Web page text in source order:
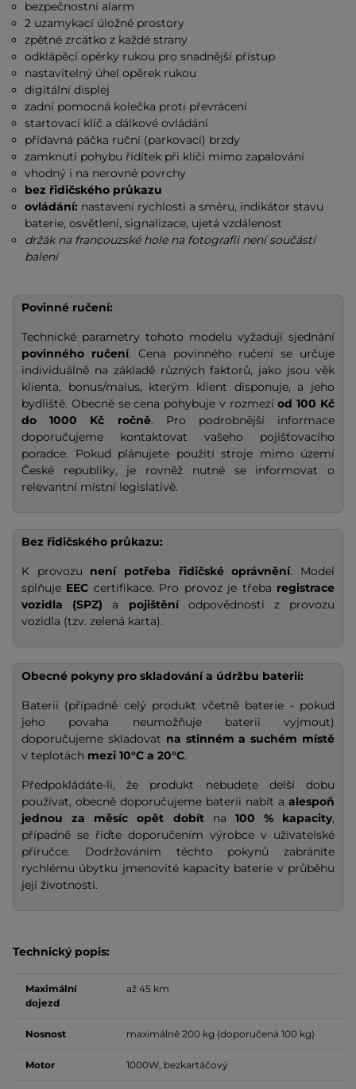
bezpečnostní alarm
2 uzamykací úložné prostory
zpětné zrcátko z každé strany
odklápěcí opěrky rukou pro snadnější přístup
nastavitelný úhel opěrek rukou
digitální displej
zadní pomocná kolečka proti převrácení
startovací klíč a dálkové ovládání
přídavná páčka ruční (parkovací) brzdy
zamknutí pohybu řídítek při klíči mimo zapalování
vhodný i na nerovné povrchy
bez řidičského průkazu
ovládání: nastavení rychlosti a směru, indikátor stavu
baterie, osvětlení, signalizace, ujetá vzdálenost
držák na francouzské hole na fotografii není součástí
balení
Povinné ručení:
Technické parametry tohoto modelu vyžadují sjednání
povinného ručení. Cena povinného ručení se určuje
individuálně na základě různých faktorů, jako jsou věk
klienta, bonus/malus, kterým klient disponuje, a jeho
bydliště. Obecně se cena pohybuje v rozmezíod 100 Kč
do 1000 Kč ročně. Pro podrobnější informace
doporučujeme kontaktovat vašeho pojišťovacího
poradce. Pokud plánujete použití stroje mimo území
České republiky, je rovněž nutné se informovat o
relevantní místní legislativě.
Bez řidičského průkazu:
K provozu není potřeba řidičské oprávnění. Model
splňuje EEC certifikace. Pro provoz je třeba registrace
vozidla (SPZ) a pojištění odpovědnosti z provozu
vozidla (tzv. zelená karta).
Obecné pokyny pro skladování a údržbu baterií:
Baterii (případně celý produkt včetně baterie - pokud
jeho povaha neumožňuje baterii vyjmout)
doporučujeme skladovat na stinném a suchém místě
v teplotách mezi 10°C a 20°C.
Předpokládáte-li, že produkt nebudete delší dobu
používat, obecně doporučujeme baterii nabít a alespoň
jednou za měsíc opět dobítna 100 % kapacity,
případně se řiďte doporučením výrobce v uživatelské
příručce. Dodržováním těchto pokynů zabráníte
rychlému úbytku jmenovité kapacity baterie v průběhu
její životnosti.
Technický popis:
Maximální
dojezd
až 45 km
Nosnost maximálně 200 kg (doporučená 100 kg)
Motor 1000W, bezkartáčový